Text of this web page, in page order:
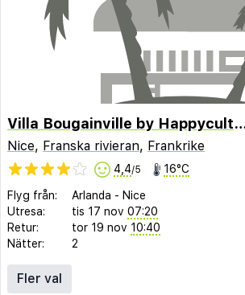
Villa Bougainville by
Nice, Franska rivieran, Frankrike
4,4/5 16°C
Flyg från: Arlanda - Nice
Utresa:
tis 17 nov 07:20
Retur:
tor 19 nov 10:40
Nätter:
2
Fler val